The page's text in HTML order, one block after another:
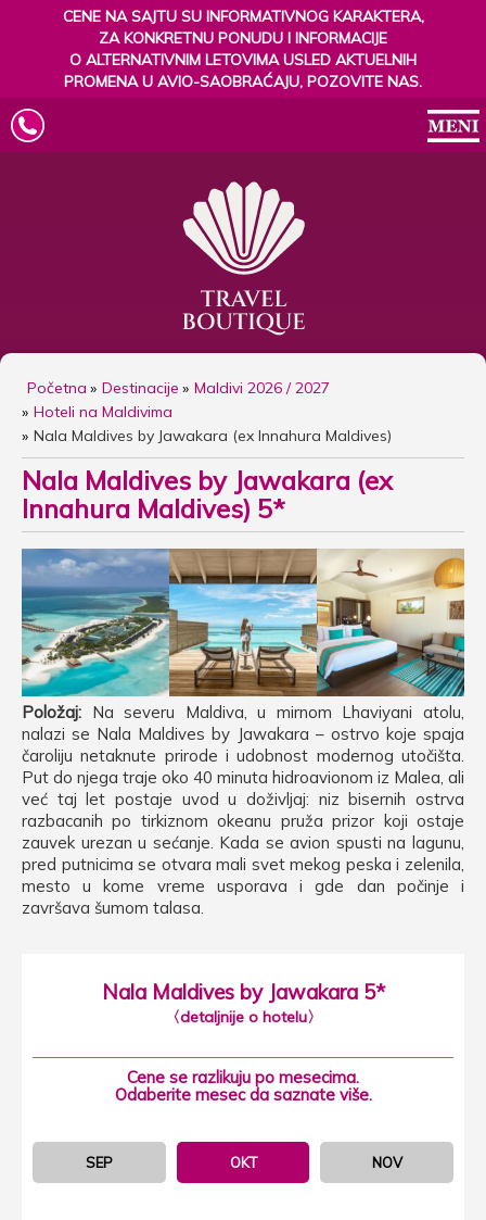
CENE NA SAJTU SU INFORMATIVNOG KARAKTERA,
ZA KONKRETNU PONUDU I INFORMACIJE
O ALTERNATIVNIM LETOVIMA USLED AKTUELNIH
PROMENA U AVIO-SAOBRAĆAJU, POZOVITE NAS.
Početna Destinacije
Maldivi 2026 / 2027
Hoteli na Maldivima
Nala Maldives by Jawakara (ex Innahura Maldives)
Nala Maldives by Jawakara (ex
Innahura Maldives) 5*
Položaj: Na severu Maldiva, u mirnom Lhaviyani atolu,
nalazi se Nala Maldives by Jawakara – ostrvo koje spaja
čaroliju netaknute prirode i udobnost modernog utočišta.
Put do njega traje oko 40 minuta hidroavionom iz Malea, ali
već taj let postaje uvod u doživljaj: niz bisernih ostrva
razbacanih po tirkiznom okeanu pruža prizor koji ostaje
zauvek urezan u sećanje. Kada se avion spusti na lagunu,
pred putnicima se otvara mali svet mekog peska i zelenila,
mesto u kome vreme usporava i gde dan počinje i
završava šumom talasa.
Nala Maldives by Jawakara 5*
〈detaljnije o hotelu〉
Cene se razlikuju po mesecima.
Odaberite mesec da saznate više.
SEP OKT NOV